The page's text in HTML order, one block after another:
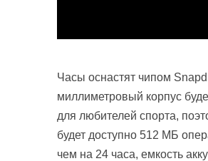
Часы оснастят чипом
миллиметровый корпус
для любителей спорта,
будет доступно 512 МБ
чем на 24 часа, емкость